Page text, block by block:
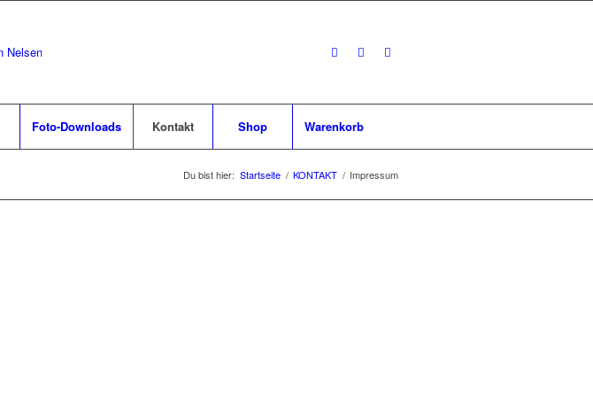
Foto-Downloads Kontakt Shop Warenkorb
Du bist hier: Startseite / KONTAKT / Impressum